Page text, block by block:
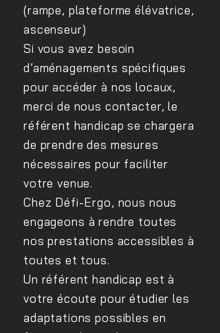
(rampe, plateforme élévatrice,
ascenseur)
Si vous avez besoin
d’aménagements spécifiques
pour accéder à nos locaux,
merci de nous contacter, le
référent handicap se chargera
de prendre des mesures
nécessaires pour faciliter
votre venue.
Chez Défi-Ergo, nous nous
engageons à rendre toutes
nos prestations accessibles à
toutes et tous.
Un référent handicap est à
votre écoute pour étudier les
adaptations possibles en